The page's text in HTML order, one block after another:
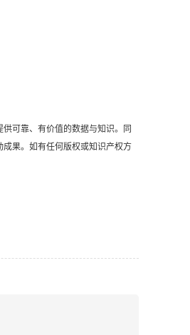
可靠、有价值的数据与知识。同
果。如有任何版权或知识产权方